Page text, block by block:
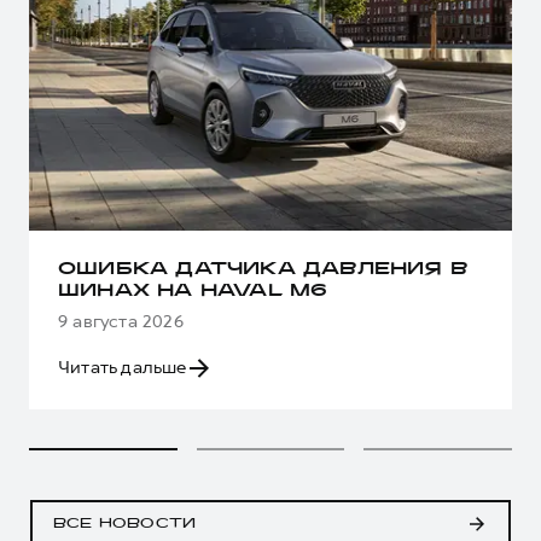
ОШИБКА ДАТЧИКА ДАВЛЕНИЯ В
ШИНАХ НА HAVAL M6
9 августа 2026
Читать дальше
ВСЕ НОВОСТИ